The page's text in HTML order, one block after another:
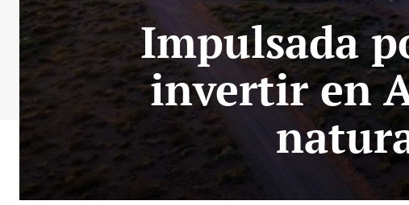
Impulsada
invertir en